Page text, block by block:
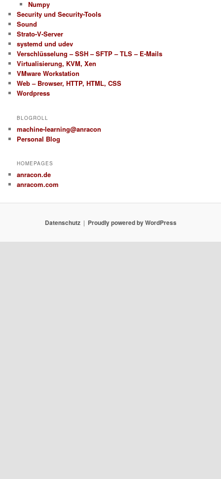
Numpy
Security und Security-Tools
Sound
Strato-V-Server
systemd und udev
Verschlüsselung – SSH – SFTP – TLS – E-Mails
Virtualisierung, KVM, Xen
VMware Workstation
Web – Browser, HTTP, HTML, CSS
Wordpress
BLOGROLL
machine-learning@anracon
Personal Blog
HOMEPAGES
anracon.de
anracom.com
Datenschutz Proudly powered by WordPress